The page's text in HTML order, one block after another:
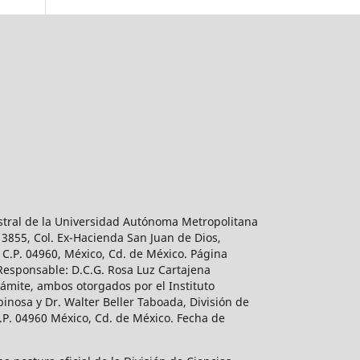
de la Universidad Autónoma Metropolitana
Col. Ex-Hacienda San Juan de Dios,
04960, México, Cd. de México. Página
D.C.G. Rosa Luz Cartajena
ambos otorgados por el Instituto
y Dr. Walter Beller Taboada, División de
04960 México, Cd. de México. Fecha de